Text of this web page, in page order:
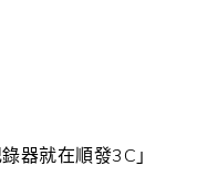
器就在順發3C」